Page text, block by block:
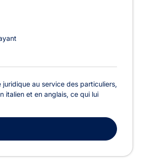
au service des particuliers,
italien et en anglais, ce qui lui